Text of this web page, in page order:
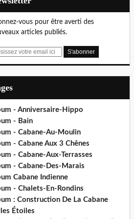
vous pour être averti des
articles publiés.
- Anniversaire-Hippo
- Bain
- Cabane-Au-Moulin
- Cabane Aux 3 Chênes
- Cabane-Aux-Terrasses
- Cabane-Des-Marais
Cabane Indienne
- Chalets-En-Rondins
: Construction De La Cabane
Étoiles